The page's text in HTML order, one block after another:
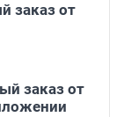
заказ от
заказ от